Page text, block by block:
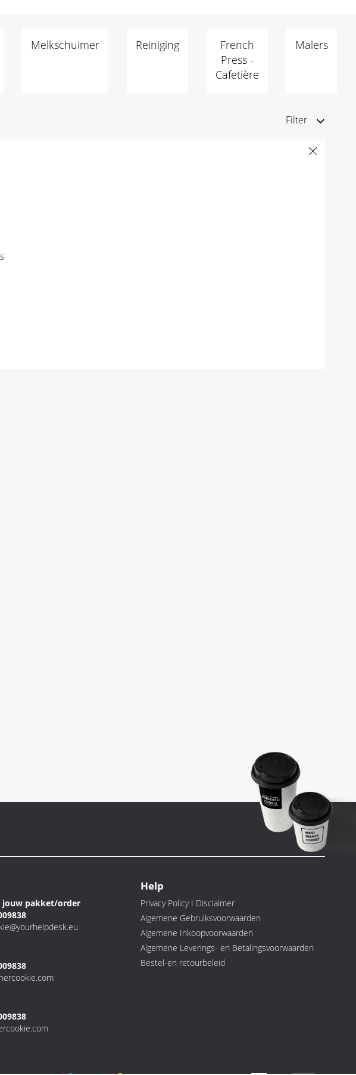
Melkschuimer Reiniging
French
Press -
Cafetière
Malers
Filter
jouw pakket/order
Help
Privacy Policy I Disclaimer
Algemene Gebruiksvoorwaarden
Algemene Inkoopvoorwaarden
Algemene Leverings- en Betalingsvoorwaarden
Bestel-en retourbeleid